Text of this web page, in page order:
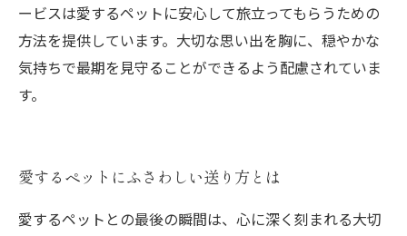
ービスは愛するペットに安心して旅立ってもらうための
方法を提供しています。大切な思い出を胸に、穏やかな
気持ちで最期を見守ることができるよう配慮されていま
す。
愛するペットにふさわしい送り方とは
愛するペットとの最後の瞬間は、心に深く刻まれる大切